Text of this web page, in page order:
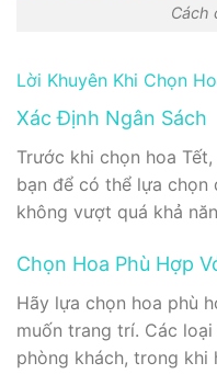
Cách
Lời Khuyên Khi Chọn
Xác Định Ngân Sách
Trước khi chọn hoa
bạn để có thể lựa chọn
không vượt quá khả
Chọn Hoa Phù Hợp
Hãy lựa chọn hoa phù
muốn trang trí. Các
phòng khách, trong khi